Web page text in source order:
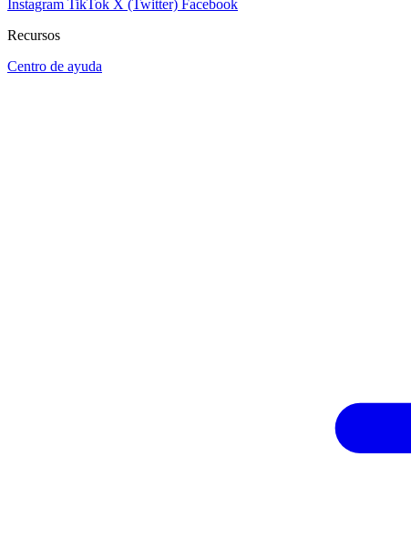
Instagram TikTok X (Twitter) Facebook
Recursos
Centro de ayuda